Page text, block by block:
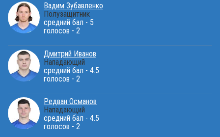
Вадим Зубавленко
Полузащитник
средний бал - 5
голосов - 2
Дмитрий Иванов
Нападающий
средний бал - 4.5
голосов - 2
Редван Османов
Нападающий
средний бал - 4.5
голосов - 2